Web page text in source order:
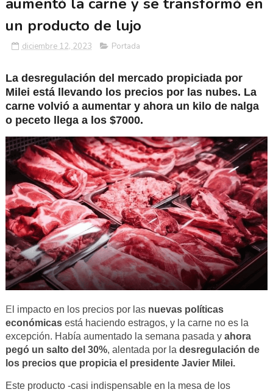
un producto de lujo
diciembre 12, 2023 Portada
La desregulación del mercado propiciada por
Milei está llevando los precios por las nubes. La
carne volvió a aumentar y ahora un kilo de nalga
o peceto llega a los $7000.
E l impacto en los precios por las nuevas políticas
económicas está haciendo estragos, y la carne no es la
excepción. Había aumentado la semana pasada y ahora
pegó un salto del 30%, alentada por la desregulación de
los precios que propicia el presidente Javier Milei.
Este producto -casi indispensable en la mesa de los